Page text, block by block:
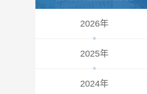
2026年
2025年
2024年